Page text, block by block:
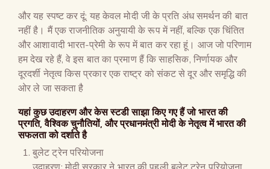
और यह स्पष्ट कर दूं: यह केवल मोदी जी के प्रति अंध समर्थन की बात
नहीं है। मैं एक राजनीतिक अनुयायी के रूप में नहीं, बल्कि एक चिंतित
और आशावादी भारत-प्रेमी के रूप में बात कर रहा हूं। आज जो परिणाम
हम देख रहे हैं, वे इस बात का प्रमाण हैं कि साहसिक, निर्णायक और
दूरदर्शी नेतृत्व किस प्रकार एक राष्ट्र को संकट से दूर और समृद्धि की
ओर ले जा सकता है
यहां कुछ उदाहरण और केस स्टडी साझा किए गए हैं जो भारत की
प्रगति, वैश्विक चुनौतियों, और प्रधानमंत्री मोदी के नेतृत्व में भारत की
सफलता को दर्शाते है
बुलेट ट्रेन परियोजना